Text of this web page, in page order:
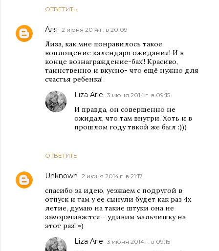
ОТВЕТИТЬ
Аля 2 июня 2014 г. в 20:09
Лиза, как мне понравилось такое
воплощение календаря ожидания! И в
конце вознаграждение-бах!! Красиво,
таинственно и вкусно- что ещё нужно для
счастья ребенка!
ОТВЕТИТЬ
Liza Arie 3 июня 2014 г. в 09:15
И правда, он совершенно не
ожидал, что там внутри. Хоть и в
прошлом году твкой же был :)))
Unknown 2 июня 2014 г. в 21:17
спасибо за идею, уезжаем с подругой в
отпуск и там у ее сынули будет как раз 4х
летие, думаю на такие штуки она не
заморачивается - удивим мальчишку на
этот раз! =)
Liza Arie 3 июня 2014 г. в 09:15